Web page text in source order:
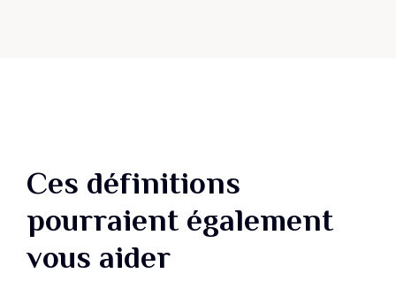
Ces définitions
pourraient également
vous aider